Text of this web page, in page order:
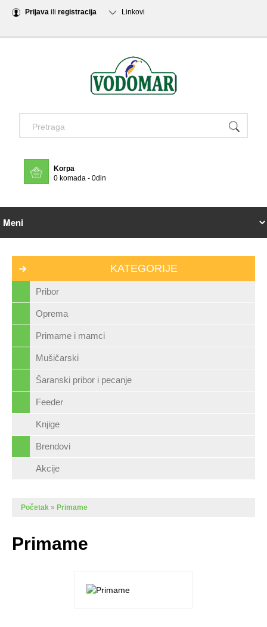
Prijava ili registracija Linkovi
Korpa
0 komada - 0din
KATEGORIJE
Pribor
Oprema
Primame i mamci
Mušičarski
Šaranski pribor i pecanje
Feeder
Knjige
Brendovi
Akcije
Početak » Primame
Primame